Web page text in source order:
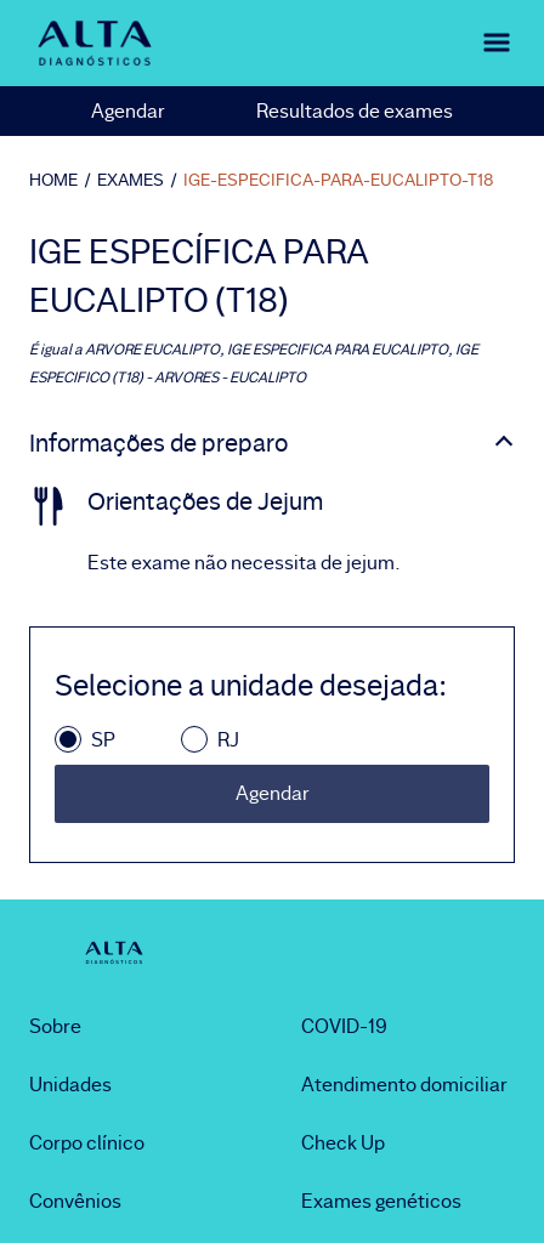
Agendar Resultados de exames
HOME / EXAMES / IGE-ESPECIFICA-PARA-EUCALIPTO-T18
IGE ESPECÍFICA PARA
EUCALIPTO (T18)
É igual aARVORE EUCALIPTO, IGE ESPECIFICA PARA EUCALIPTO, IGE
ESPECIFICO (T18) - ARVORES - EUCALIPTO
Informações de preparo
Orientações de Jejum
Este exame não necessita de jejum.
Selecione a unidade desejada:
SP RJ
Agendar
Sobre
Unidades
Corpo clínico
Convênios
COVID-19
Atendimento domiciliar
Check Up
Exames genéticos